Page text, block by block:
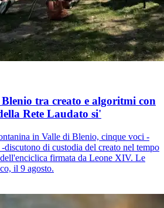
tra creato e algoritmi con
Rete Laudato si'
in Valle di Blenio, cinque voci -
discutono di custodia del creato nel tempo
firmata da Leone XIV. Le
il 9 agosto.